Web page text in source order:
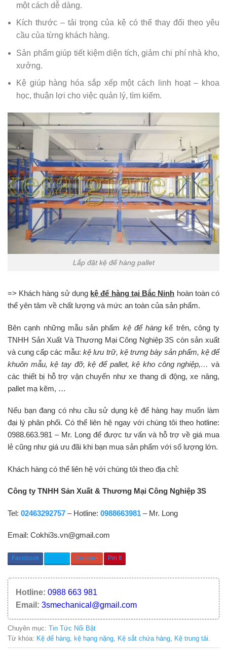
một cách dễ dàng.
Kích thước – tải trọng của kệ có thể thay đổi theo yêu
cầu của từng khách hàng.
Sản phẩm giúp tiết kiệm diện tích, giảm chi phí nhà kho,
xưởng.
Kệ giúp hàng hóa sắp xếp một cách linh hoạt – khoa
học, thuận lợi cho việc quản lý, tìm kiếm.
Lắp đặt kệ để hàng pallet
=> Khách hàng sử dụng kệ để hàng tại Bắc Ninh hoàn toàn có
thể yên tâm về chất lượng và mức an toàn của sản phẩm.
Bên cạnh những mẫu sản phẩm kệ để hàng kể trên, công ty
TNHH Sản Xuất Và Thương Mại Công Nghiệp 3S còn sản xuất
và cung cấp các mẫu:kệ lưu trữ, kệ trưng bày sản phẩm, kệ để
khuôn mẫu, kệ tay đỡ, kệ để pallet, kệ kho công nghiệp,… và
các thiết bị hỗ trợ vận chuyển như xe thang di động, xe nâng,
pallet mạ kẽm, …
Nếu bạn đang có nhu cầu sử dụng kệ để hàng hay muốn làm
đại lý phân phối. Có thể liên hệ ngay với chúng tôi theo hotline:
0988.663.981 – Mr. Long để được tư vấn và hỗ trợ về giá mua
lẻ cũng như giá ưu đãi khi bạn mua sản phẩm với số lượng lớn.
Khách hàng có thể liên hệ với chúng tôi theo địa chỉ:
Công ty TNHH Sản Xuất & Thương Mại Công Nghiệp 3S
Tel: 02463292757 – Hotline: 0988663981 – Mr. Long
Email: Cokhi3s.vn@gmail.com
Facebook Twitter Google+ Pin It
Hotline: 0988 663 981
Email: 3smechanical@gmail.com
Chuyên mục: Tin Tức Nổi Bật
Từ khóa: Kệ để hàng kệ hạng nặng Kệ sắt chứa hàng Kệ trung tải